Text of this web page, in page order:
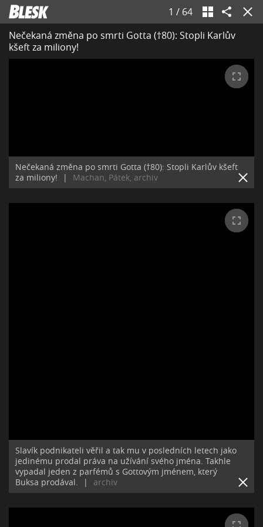
1 / 64
Nečekaná změna po smrti Gotta (†80): Stopli Karlův
kšeft za miliony!
Nečekaná změna po smrti Gotta (†80): Stopli Karlův kšeft
za miliony!
| Machan, Pátek, archiv
Slavík podnikateli věřil a tak mu v posledních letech jako
jedinému prodal práva na užívání svého jména. Takhle
vypadal jeden z parfémů s Gottovým jménem, který
Buksa prodával.
| archiv